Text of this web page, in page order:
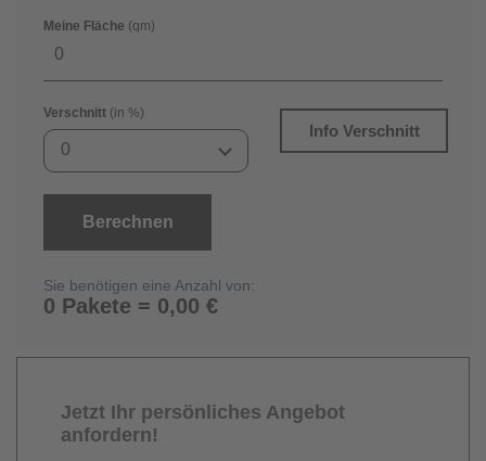
Meine Fläche (qm)
Verschnitt (in %)
0
Info Verschnitt
Berechnen
Sie benötigen eine Anzahl von:
0 Pakete = 0,00 €
Jetzt Ihr persönliches Angebot
anfordern!